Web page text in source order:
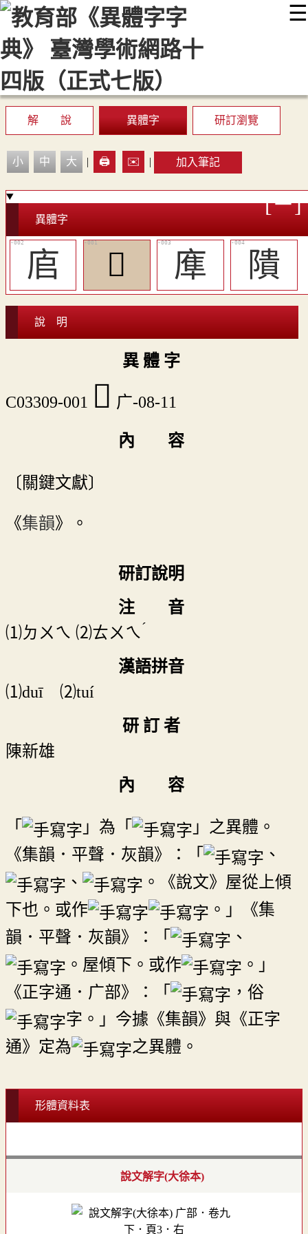
☰
::: 最新消息 常見問題 編輯說明
顯示模式
網站導覽
解 說 異體字 研訂瀏覽
小 中 大 | 🖨️ ✉️ | 加入筆記
異體字
㢂 𢈹 㢑 隤
說 明
異 體 字
C03309-001 𢈹 广-08-11
內 容
〔關鍵文獻〕
《集韻》。
研訂說明
注 音
⑴ㄉㄨㄟ ⑵ㄊㄨㄟˊ
漢語拼音
⑴duī ⑵tuí
研 訂 者
陳新雄
內 容
「 」為「
」之異體。
《集韻．平聲．灰韻》：「
、
、
。《說文》屋從上傾
下也。或作
。」《集
韻．平聲．灰韻》：「
、
。屋傾下。或作
。」
《正字通．广部》：「
，俗
字。」今據《集韻》與《正字
通》定為
之異體。
形體資料表
說文解字(大徐本)